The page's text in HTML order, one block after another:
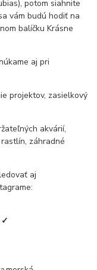
potom siahnite
vám budú hodiť na
balíčku Krásne
aj pri
projektov, zasielkový
akvárií,
záhradné
aj
✓